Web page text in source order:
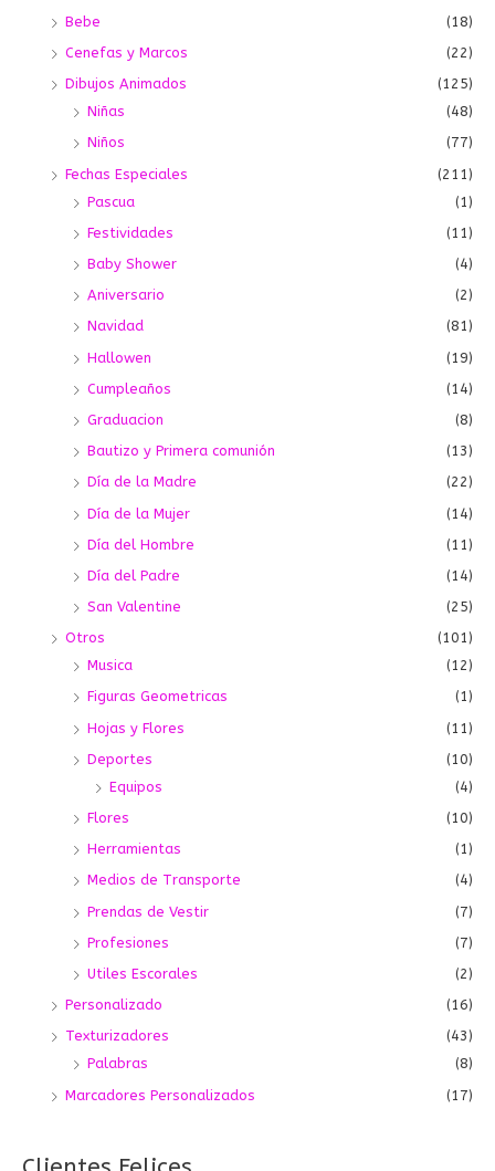
Bebe
(18)
Cenefas y Marcos
(22)
Dibujos Animados
(125)
Niñas
(48)
Niños
(77)
Fechas Especiales
(211)
Pascua
(1)
Festividades
(11)
Baby Shower
(4)
Aniversario
(2)
Navidad
(81)
Hallowen
(19)
Cumpleaños
(14)
Graduacion
(8)
Bautizo y Primera comunión
(13)
Día de la Madre
(22)
Día de la Mujer
(14)
Día del Hombre
(11)
Día del Padre
(14)
San Valentine
(25)
Otros
(101)
Musica
(12)
Figuras Geometricas
(1)
Hojas y Flores
(11)
Deportes
(10)
Equipos
(4)
Flores
(10)
Herramientas
(1)
Medios de Transporte
(4)
Prendas de Vestir
(7)
Profesiones
(7)
Utiles Escorales
(2)
Personalizado
(16)
Texturizadores
(43)
Palabras
(8)
Marcadores Personalizados
(17)